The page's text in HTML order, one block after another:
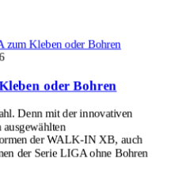
zum Kleben oder Bohren
oder Bohren
Denn mit der innovativen
der WALK-IN XB, auch
der Serie LIGA ohne Bohren